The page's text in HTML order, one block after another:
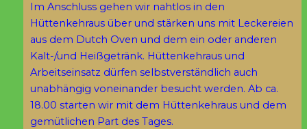
Im Anschluss gehen wir nahtlos in den
Hüttenkehraus über und stärken uns mit Leckereien
aus dem Dutch Oven und dem ein oder anderen
Kalt-/und Heißgetränk. Hüttenkehraus und
Arbeitseinsatz dürfen selbstverständlich auch
unabhängig voneinander besucht werden. Ab ca.
18.00 starten wir mit dem Hüttenkehraus und dem
gemütlichen Part des Tages.